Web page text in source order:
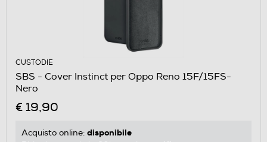
CUSTODIE
SBS - Cover Instinct per Oppo Reno 15F/15FS-
Nero
€ 19,90
Acquisto online: disponibile